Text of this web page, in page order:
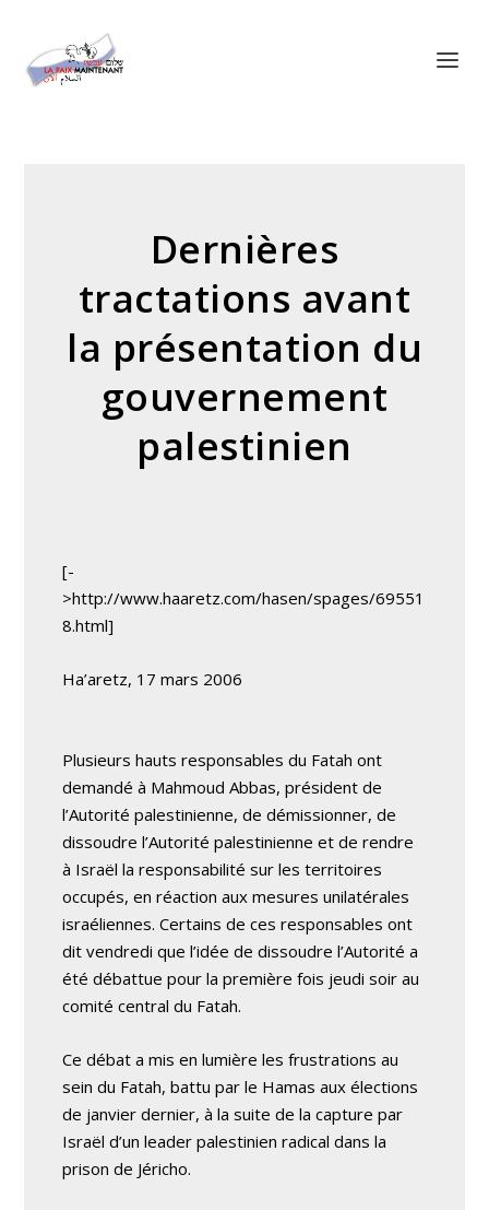
Dernières
tractations avant
la présentation du
gouvernement
palestinien
[-
>http://www.haaretz.com/hasen/spages/69551
8.html]
Ha’aretz, 17 mars 2006
Plusieurs hauts responsables du Fatah ont
demandé à Mahmoud Abbas, président de
l’Autorité palestinienne, de démissionner, de
dissoudre l’Autorité palestinienne et de rendre
à Israël la responsabilité sur les territoires
occupés, en réaction aux mesures unilatérales
israéliennes. Certains de ces responsables ont
dit vendredi que l’idée de dissoudre l’Autorité a
été débattue pour la première fois jeudi soir au
comité central du Fatah.
Ce débat a mis en lumière les frustrations au
sein du Fatah, battu par le Hamas aux élections
de janvier dernier, à la suite de la capture par
Israël d’un leader palestinien radical dans la
prison de Jéricho.